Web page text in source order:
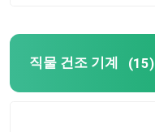
직물 건조 기계 (15)